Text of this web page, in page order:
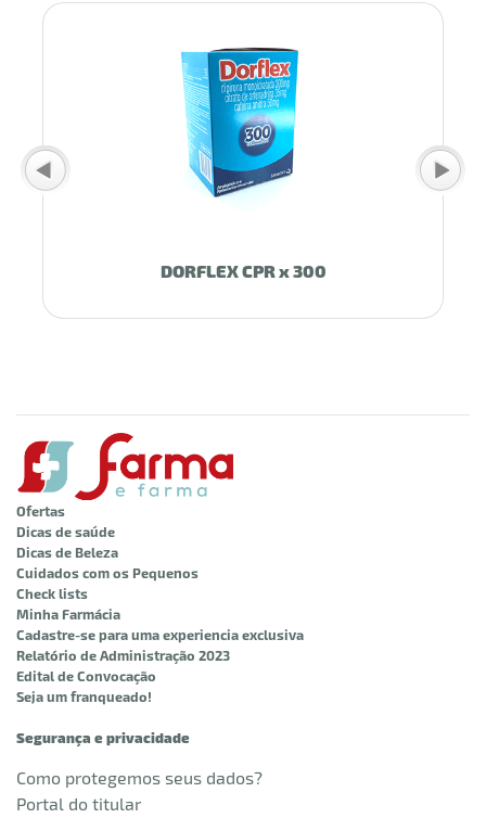
DORFLEX CPR x 300
Ofertas
Dicas de saúde
Dicas de Beleza
Cuidados com os Pequenos
Check lists
Minha Farmácia
Cadastre-se para uma experiencia exclusiva
Relatório de Administração 2023
Edital de Convocação
Seja um franqueado!
Segurança e privacidade
Como protegemos seus dados?
Portal do titular